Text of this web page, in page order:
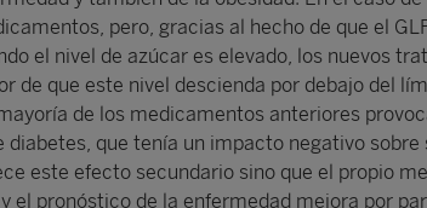
pero, gracias al hecho de que el
el nivel de azúcar es elevado, los nuevos
de que este nivel descienda por debajo del
de los medicamentos anteriores
diabetes, que tenía un impacto negativo sobre
este efecto secundario sino que el propio
el pronóstico de la enfermedad mejora por